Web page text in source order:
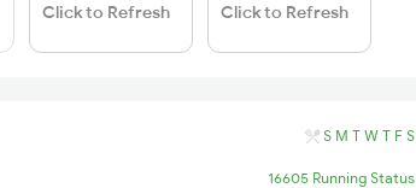
Click to Refresh Click to Refresh
S M T W T F S
16605 Running Status